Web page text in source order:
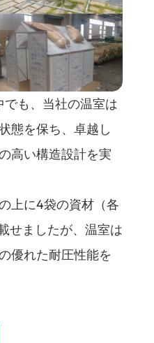
も、当社の温室は
態を保ち、卓越し
高い構造設計を実
上に4袋の資材（各
せましたが、温室は
優れた耐圧性能を